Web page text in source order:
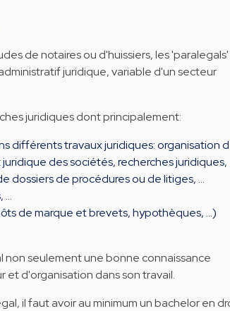
de notaires ou d'huissiers, les
juridique, variable d'un secteur
juridiques dont principalement:
différents travaux juridiques: organisation
des sociétés, recherches juridiques,
dossiers de procédures ou de litiges, …
…
de marque et brevets, hypothèques, …)
seulement une bonne connaissance
et d'organisation dans son travail.
il faut avoir au minimum un bachelor en